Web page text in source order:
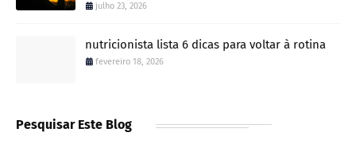
julho 23, 2026
nutricionista lista 6 dicas para voltar à rotina
fevereiro 18, 2026
Pesquisar Este Blog